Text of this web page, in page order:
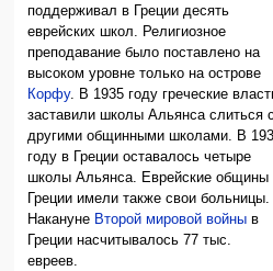
поддерживал в Греции десять
еврейских школ. Религиозное
преподавание было поставлено на
высоком уровне только на острове
Корфу. В 1935 году греческие
заставили школы Альянса слиться с
другими общинными школами. В
году в Греции оставалось четыре
школы Альянса. Еврейские общины
Греции имели также свои больницы.
Накануне Второй мировой войны в
Греции насчитывалось 77 тыс.
евреев.